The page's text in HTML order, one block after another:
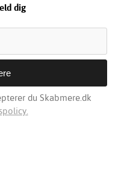
dig
du Skabmere.dk